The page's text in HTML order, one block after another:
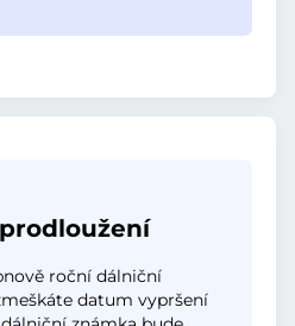
roční dálniční
datum vypršení